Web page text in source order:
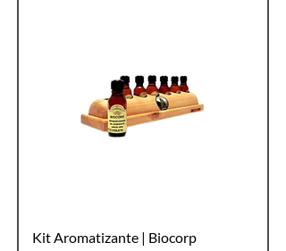
Kit Aromatizante | Biocorp